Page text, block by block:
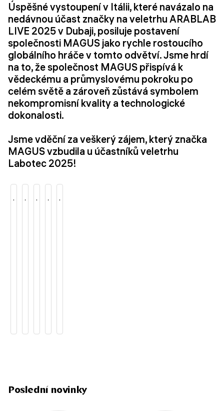
Úspěšné vystoupení v Itálii, které navázalo na
nedávnou účast značky na veletrhu ARABLAB
LIVE 2025 v Dubaji, posiluje postavení
společnosti MAGUS jako rychle rostoucího
globálního hráče v tomto odvětví. Jsme hrdí
na to, že společnost MAGUS přispívá k
vědeckému a průmyslovému pokroku po
celém světě a zároveň zůstává symbolem
nekompromisní kvality a technologické
dokonalosti.
Jsme vděční za veškerý zájem, který značka
MAGUS vzbudila u účastníků veletrhu
Labotec 2025!
Poslední novinky